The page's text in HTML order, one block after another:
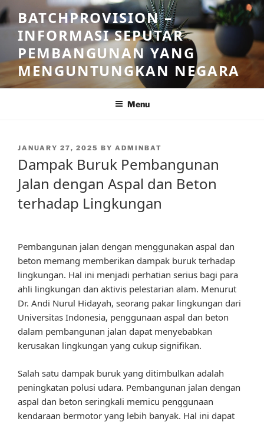
Skip
to
content
BATCHPROVISION –
INFORMASI SEPUTAR
PEMBANGUNAN YANG
MENGUNTUNGKAN NEGARA
Menu
POSTED
JANUARY 27, 2025 BY ADMINBAT
Dampak Buruk Pembangunan
Jalan dengan Aspal dan Beton
terhadap Lingkungan
Pembangunan jalan dengan menggunakan aspal dan
beton memang memberikan dampak buruk terhadap
lingkungan. Hal ini menjadi perhatian serius bagi para
ahli lingkungan dan aktivis pelestarian alam. Menurut
Dr. Andi Nurul Hidayah, seorang pakar lingkungan dari
Universitas Indonesia, penggunaan aspal dan beton
dalam pembangunan jalan dapat menyebabkan
kerusakan lingkungan yang cukup signifikan.
Salah satu dampak buruk yang ditimbulkan adalah
peningkatan polusi udara. Pembangunan jalan dengan
aspal dan beton seringkali memicu penggunaan
kendaraan bermotor yang lebih banyak. Hal ini dapat